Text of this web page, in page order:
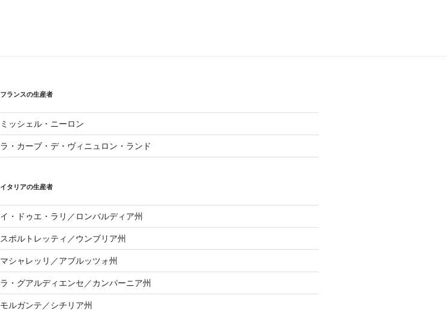
フランスの生産者
ミッシェル・ニーロン
ラ・カーブ・デ・ヴィニュロン・ランド
イタリアの生産者
イ・ドゥエ・ラリ／ロンバルディア州
スポルトレッティ／ウンブリア州
マシャレッリ／アブルッツォ州
ラ・グアルディエンセ／カンパーニア州
モルガンテ／シチリア州